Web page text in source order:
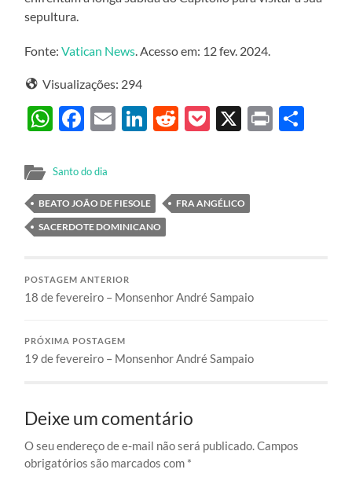
sepultura.
Fonte:Vatican News. Acesso em: 12 fev. 2024.
Visualizações: 294
WhatsApp
Facebook
EmailLinkedIn
Reddit
Pocket
X Print
Santo do dia
BEATO JOÃO DE FIESOLE
FRA ANGÉLICO
SACERDOTE DOMINICANO
POSTAGEM ANTERIOR
18 de fevereiro – Monsenhor André Sampaio
PRÓXIMA POSTAGEM
19 de fevereiro – Monsenhor André Sampaio
Deixe um comentário
O seu endereço de e-mail não será publicado.Campos
obrigatórios são marcados com *